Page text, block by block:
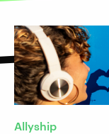
Allyship